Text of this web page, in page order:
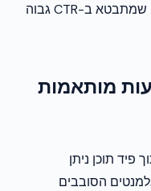
מתקשרים איתה ברצון רב יותר, מה שמתבטא ב-CTR גבוה
מותאמות
פיד תוכן ניתן
הסובבים